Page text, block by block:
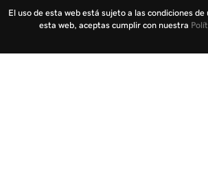
El uso de esta web está sujeto a las condiciones
esta web, aceptas cumplir con nuestra